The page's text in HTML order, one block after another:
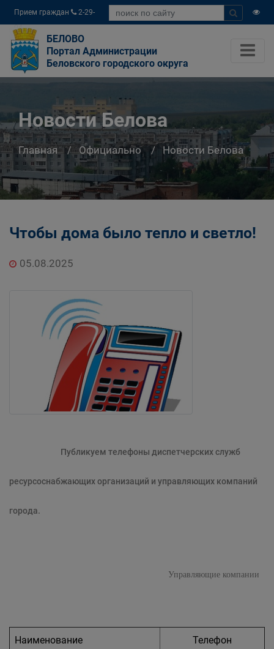
Прием граждан
2-29-
04
БЕЛОВО
Портал Администрации
Беловского городского округа
Новости Белова
Главная Официально Новости Белова
Чтобы дома было тепло и светло!
05.08.2025
Публикуем телефоны диспетчерских служб
ресурсоснабжающих организаций и управляющих компаний
города.
Управляющие компании
Наименование Телефон